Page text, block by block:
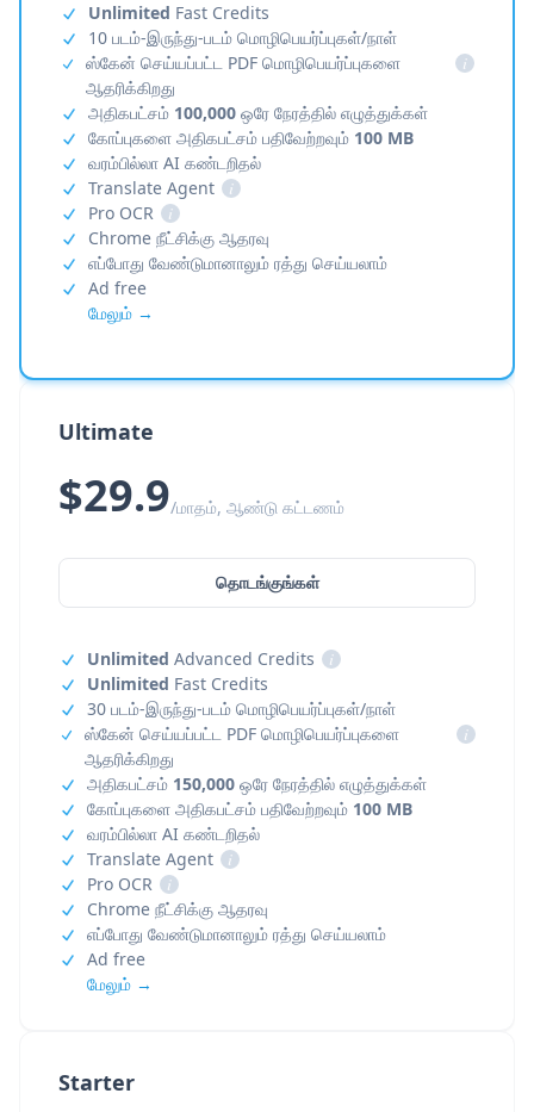
Starter
Unlimited Fast Credits
10 படம்-இருந்து-படம் மொழிபெயர்ப்புகள்/நாள்
ஸ்கேன் செய்யப்பட்ட PDF மொழிபெயர்ப்புகளை
ஆதரிக்கிறது
i
அதிகபட்சம் 100,000 ஒரே நேரத்தில் எழுத்துக்கள்
கோப்புகளை அதிகபட்சம் பதிவேற்றவும் 100 MB
வரம்பில்லா AI கண்டறிதல்
Translate Agent
i
Pro OCR
i
Chrome நீட்சிக்கு ஆதரவு
எப்போது வேண்டுமானாலும் ரத்து செய்யலாம்
Ad free
மேலும் →
Ultimate
$29.9/மாதம், ஆண்டு கட்டணம்
தொடங்குங்கள்
Unlimited Advanced Credits
i
Unlimited Fast Credits
30 படம்-இருந்து-படம் மொழிபெயர்ப்புகள்/நாள்
ஸ்கேன் செய்யப்பட்ட PDF மொழிபெயர்ப்புகளை
ஆதரிக்கிறது
i
அதிகபட்சம் 150,000 ஒரே நேரத்தில் எழுத்துக்கள்
கோப்புகளை அதிகபட்சம் பதிவேற்றவும் 100 MB
வரம்பில்லா AI கண்டறிதல்
Translate Agent
i
Pro OCR
i
Chrome நீட்சிக்கு ஆதரவு
எப்போது வேண்டுமானாலும் ரத்து செய்யலாம்
Ad free
மேலும் →